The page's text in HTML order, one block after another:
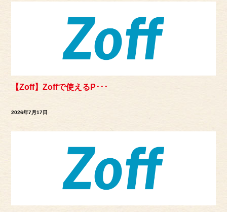
【Zoff】Zoffで使えるP･･･
2026年7月17日